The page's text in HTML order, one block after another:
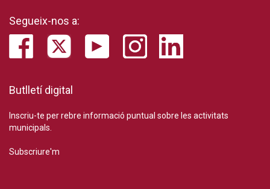
Segueix-nos a:
Butlletí digital
Inscriu-te per rebre informació puntual sobre les activitats
municipals.
Subscriure'm